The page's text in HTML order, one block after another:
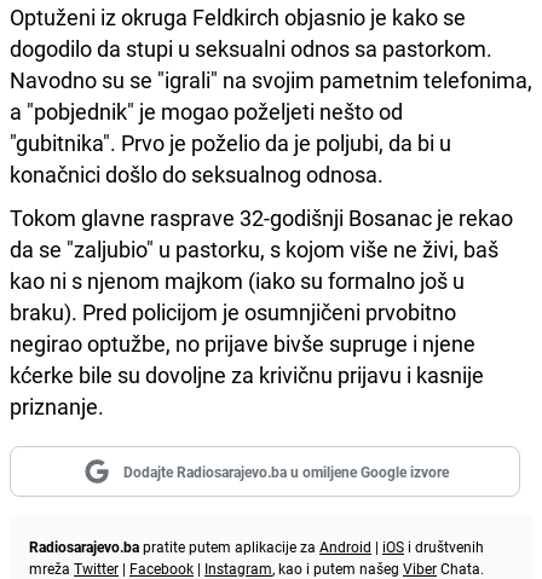
Optuženi iz okruga Feldkirch objasnio je kako se
dogodilo da stupi u seksualni odnos sa pastorkom.
Navodno su se "igrali" na svojim pametnim telefonima,
a "pobjednik" je mogao poželjeti nešto od
"gubitnika". Prvo je poželio da je poljubi, da bi u
konačnici došlo do seksualnog odnosa.
Tokom glavne rasprave 32-godišnji Bosanac je rekao
da se "zaljubio" u pastorku, s kojom više ne živi, baš
kao ni s njenom majkom (iako su formalno još u
braku). Pred policijom je osumnjičeni prvobitno
negirao optužbe, no prijave bivše supruge i njene
kćerke bile su dovoljne za krivičnu prijavu i kasnije
priznanje.
Dodajte Radiosarajevo.ba u omiljene Google izvore
Radiosarajevo.bapratite putem aplikacije za Android | iOS i društvenih
mreža Twitter | Facebook | Instagram, kao i putem našeg ViberChata.